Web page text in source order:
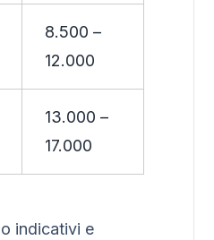
8.500 –
12.000
13.000 –
17.000
indicativi e